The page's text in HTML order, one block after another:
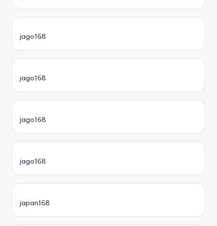
jago168
jago168
jago168
jago168
japan168